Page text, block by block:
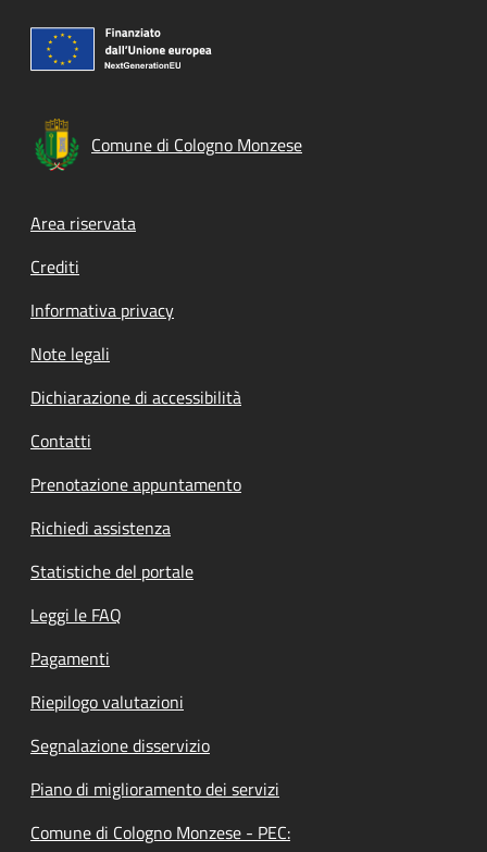
Comune di Cologno Monzese
Footer menu
Area riservata
Crediti
Informativa privacy
Note legali
Dichiarazione di accessibilità
Contatti
Prenotazione appuntamento
Richiedi assistenza
Statistiche del portale
Leggi le FAQ
Pagamenti
Riepilogo valutazioni
Segnalazione disservizio
Piano di miglioramento dei servizi
Comune di Cologno Monzese - PEC: